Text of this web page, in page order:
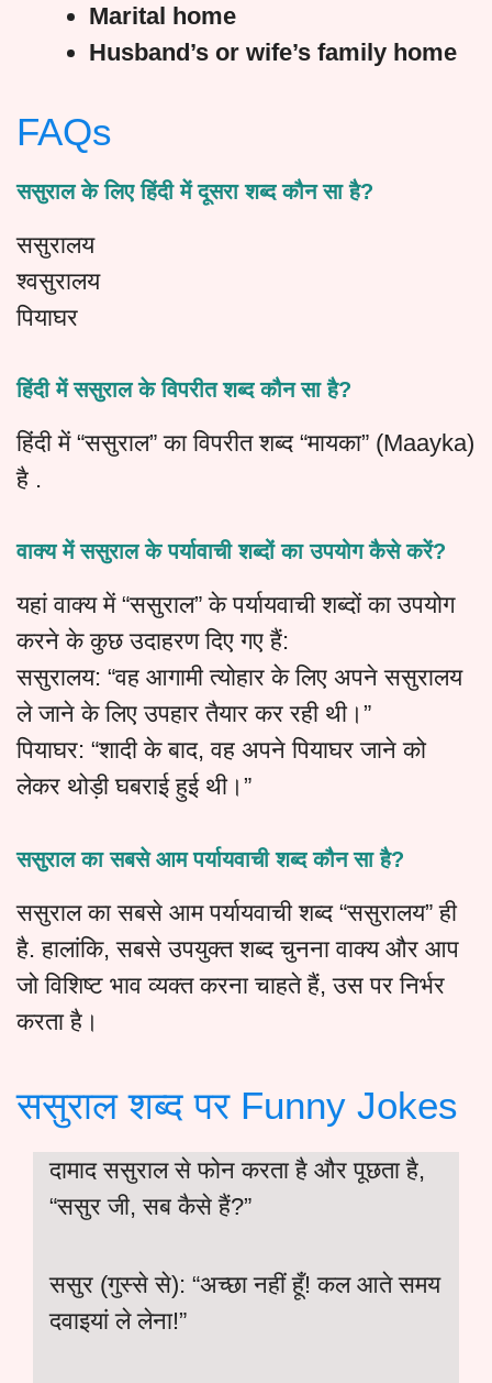
Marital home
Husband’s or wife’s family home
FAQs
ससुराल के लिए हिंदी में दूसरा शब्द कौन सा है?
ससुरालय
श्वसुरालय
पियाघर
हिंदी में ससुराल के विपरीत शब्द कौन सा है?
हिंदी में “ससुराल” का विपरीत शब्द “मायका” (Maayka)
है .
वाक्य में ससुराल के पर्यावाची शब्दों का उपयोग कैसे करें?
यहां वाक्य में “ससुराल” के पर्यायवाची शब्दों का उपयोग
करने के कुछ उदाहरण दिए गए हैं:
ससुरालय: “वह आगामी त्योहार के लिए अपने ससुरालय
ले जाने के लिए उपहार तैयार कर रही थी।”
पियाघर: “शादी के बाद, वह अपने पियाघर जाने को
लेकर थोड़ी घबराई हुई थी।”
ससुराल का सबसे आम पर्यायवाची शब्द कौन सा है?
ससुराल का सबसे आम पर्यायवाची शब्द “ससुरालय” ही
है. हालांकि, सबसे उपयुक्त शब्द चुनना वाक्य और आप
जो विशिष्ट भाव व्यक्त करना चाहते हैं, उस पर निर्भर
करता है।
ससुराल शब्द पर Funny Jokes
दामाद ससुराल से फोन करता है और पूछता है,
“ससुर जी, सब कैसे हैं?”
ससुर (गुस्से से): “अच्छा नहीं हूँ! कल आते समय
दवाइयां ले लेना!”